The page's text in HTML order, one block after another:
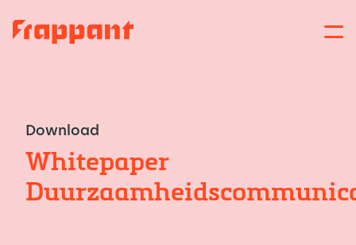
Download
Whitepaper